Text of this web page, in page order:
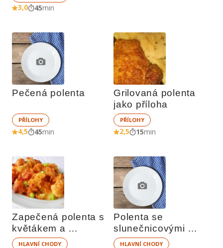
3,0 45min
Pečená polenta
PŘÍLOHY
4,5 45min
Grilovaná polenta
jako příloha
PŘÍLOHY
2,5 15min
Zapečená polenta s
květákem a
rajčatovou omáčkou
HLAVNÍ CHODY
Polenta se
slunečnicovými
semínky
HLAVNÍ CHODY